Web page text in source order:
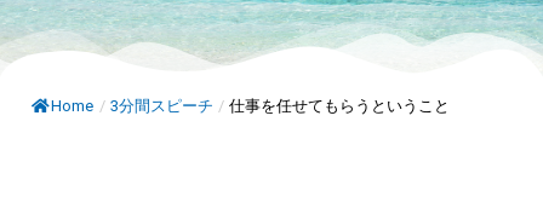
Home / 3分間スピーチ / 仕事を任せてもらうということ